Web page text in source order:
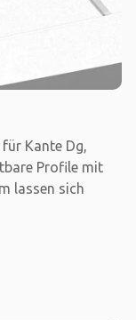
Kante Dg,
Profile mit
lassen sich